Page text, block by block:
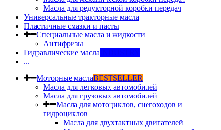
Масла для редукторной коробки передач
Универсальные тракторные масла
Пластичные смазки и пасты
Специальные масла и жидкости
Антифризы
Гидравлические масла
...
Моторные маслаBESTSELLER
Масла для легковых автомобилей
Масла для грузовых автомобилей
Масла для мотоциклов, снегоходов и
гидроциклов
Масла для двухтактных двигателей